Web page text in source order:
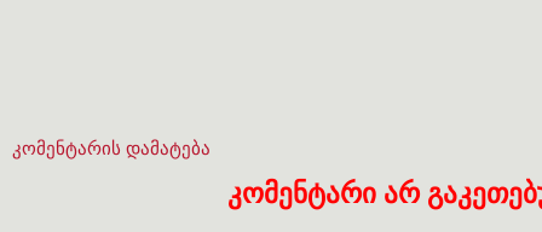
კომენტარის დამატება
კომენტარი არ